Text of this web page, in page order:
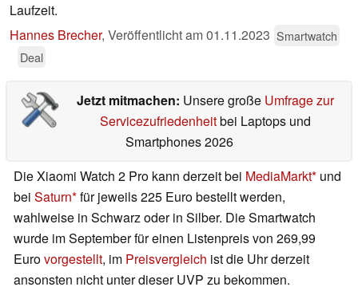
Laufzeit.
Hannes Brecher, Veröffentlicht am01.11.2023 Smartwatch
Deal
Jetzt mitmachen: Unsere große Umfrage zur
Servicezufriedenheitbei Laptops und
Smartphones 2026
Die Xiaomi Watch 2 Pro kann derzeit bei MediaMarkt und
bei Saturn für jeweils 225 Euro bestellt werden,
wahlweise in Schwarz oder in Silber. Die Smartwatch
wurde im September für einen Listenpreis von 269,99
Eurovorgestellt, im Preisvergleich ist die Uhr derzeit
ansonsten nicht unter dieser UVP zu bekommen.